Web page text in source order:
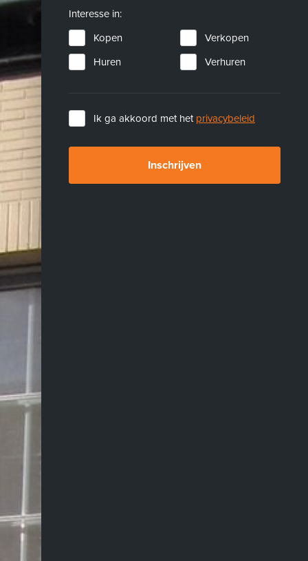
Interesse in:
Kopen
Verkopen
Huren
Verhuren
Ik ga akkoord met het privacybeleid
Inschrijven